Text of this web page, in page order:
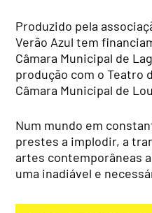
Produzido pela
Verão Azul tem
Câmara Municipal de
produção com o Teatro
Câmara Municipal de
Num mundo em
prestes a implodir, a
artes contemporâneas
uma inadiável e